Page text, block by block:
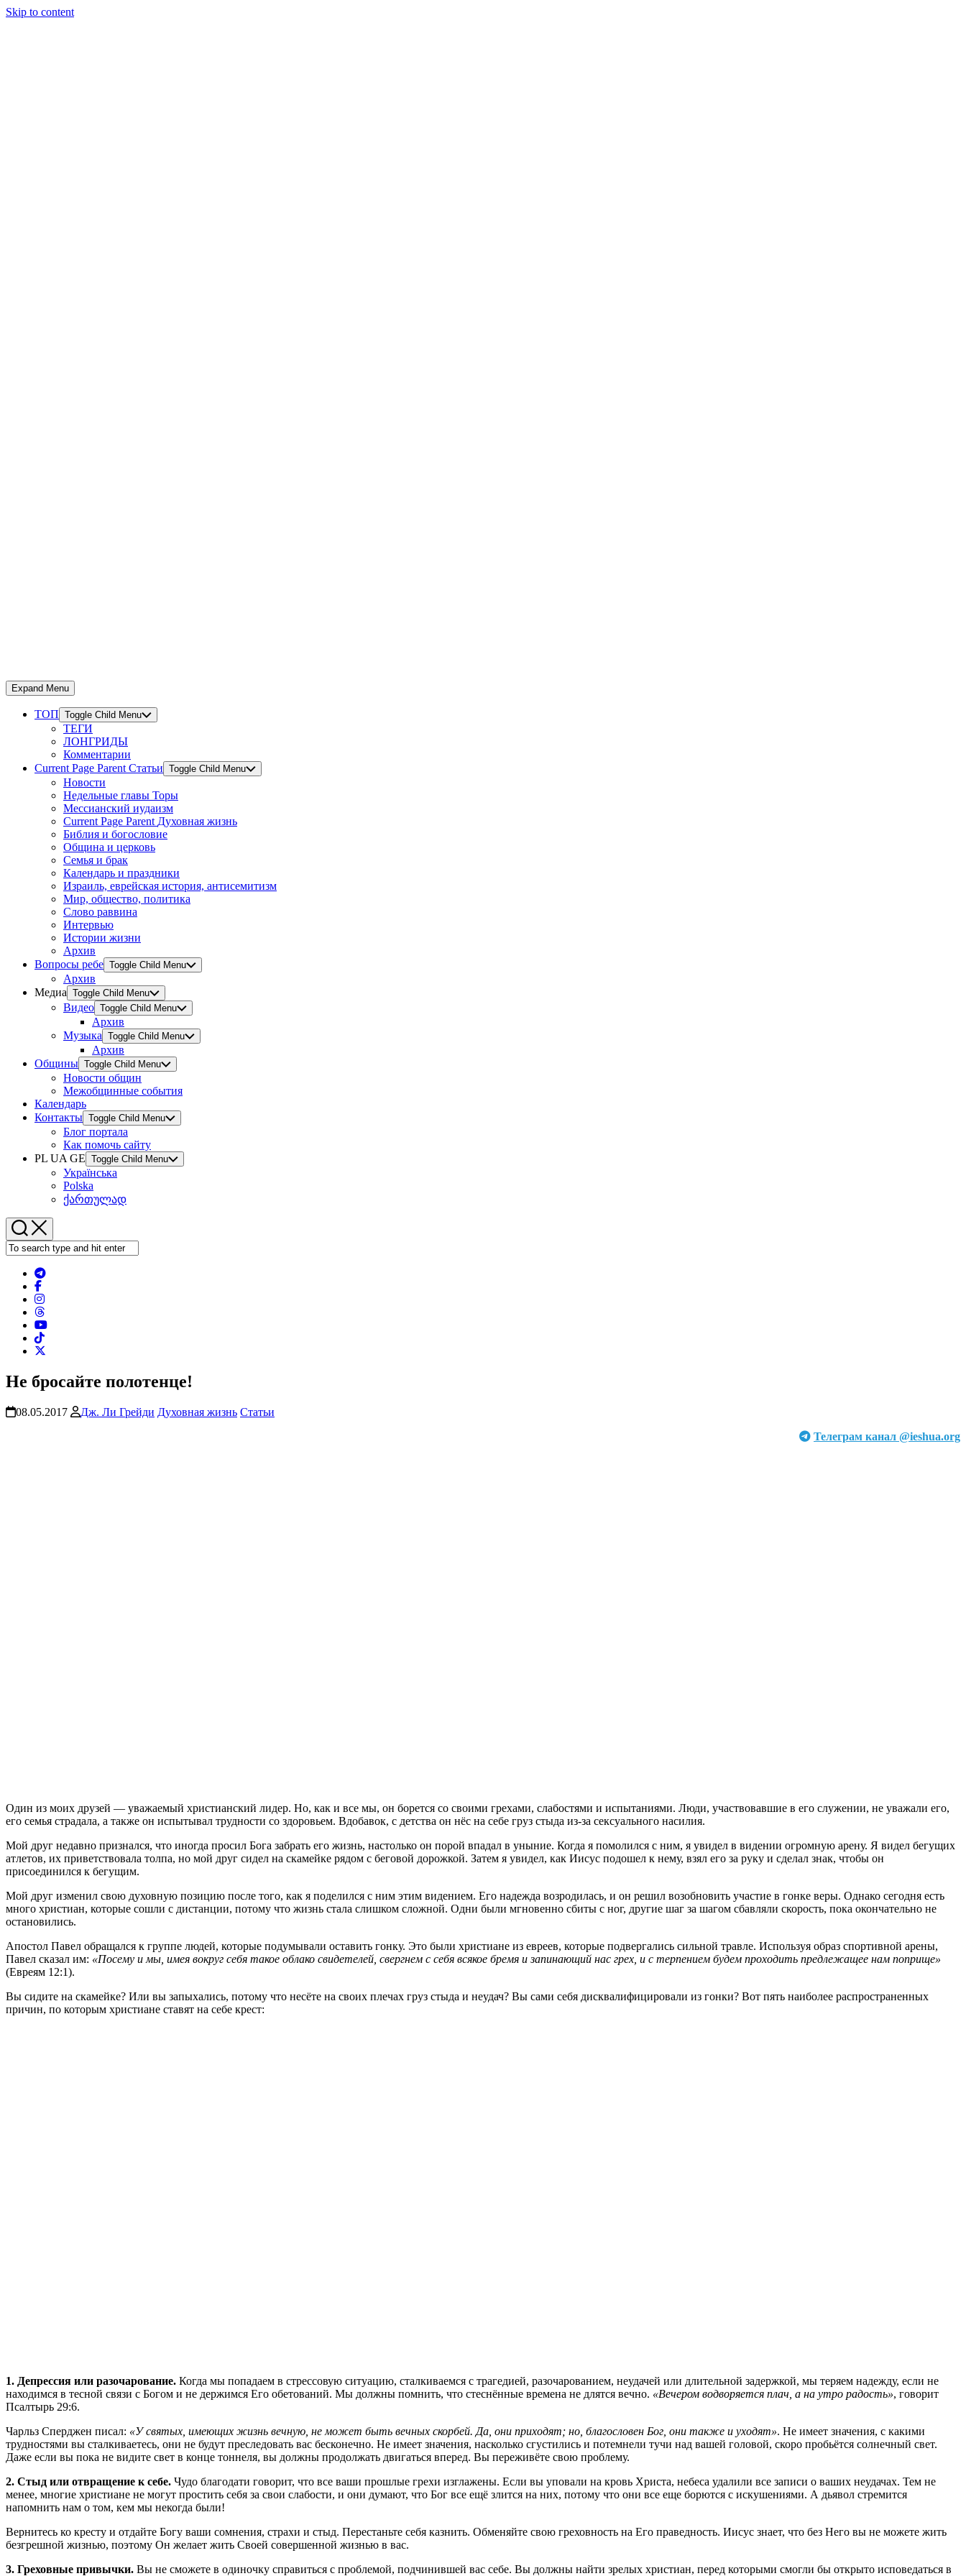
Skip to content
Expand Menu
ТОП Toggle Child Menu
ТЕГИ
ЛОНГРИДЫ
Комментарии
Current Page Parent Статьи Toggle Child Menu
Новости
Недельные главы Торы
Мессианский иудаизм
Current Page Parent Духовная жизнь
Библия и богословие
Община и церковь
Семья и брак
Календарь и праздники
Израиль, еврейская история, антисемитизм
Мир, общество, политика
Слово раввина
Интервью
Истории жизни
Архив
Вопросы ребе Toggle Child Menu
Архив
Медиа Toggle Child Menu
Видео Toggle Child Menu
Архив
Музыка Toggle Child Menu
Архив
Общины Toggle Child Menu
Новости общин
Межобщинные события
Календарь
Контакты Toggle Child Menu
Блог портала
Как помочь сайту
PL UA GE Toggle Child Menu
Українська
Polska
ქართულად
Не бросайте полотенце!
08.05.2017 Дж. Ли Грейди Духовная жизнь Статьи
Телеграм канал @ieshua.org
Один из моих друзей — уважаемый христианский лидер. Но, как и все мы, он борется со своими грехами, слабостями и испытаниями. Люди, участвовавшие в его служении, не уважали его,
его семья страдала, а также он испытывал трудности со здоровьем. Вдобавок, с детства он нёс на себе груз стыда из-за сексуального насилия.
Мой друг недавно признался, что иногда просил Бога забрать его жизнь, настолько он порой впадал в уныние. Когда я помолился с ним, я увидел в видении огромную арену. Я видел бегущих
атлетов, их приветствовала толпа, но мой друг сидел на скамейке рядом с беговой дорожкой. Затем я увидел, как Иисус подошел к нему, взял его за руку и сделал знак, чтобы он
присоединился к бегущим.
Мой друг изменил свою духовную позицию после того, как я поделился с ним этим видением. Его надежда возродилась, и он решил возобновить участие в гонке веры. Однако сегодня есть
много христиан, которые сошли с дистанции, потому что жизнь стала слишком сложной. Одни были мгновенно сбиты с ног, другие шаг за шагом сбавляли скорость, пока окончательно не
остановились.
Апостол Павел обращался к группе людей, которые подумывали оставить гонку. Это были христиане из евреев, которые подвергались сильной травле. Используя образ спортивной арены,
Павел сказал им: «Посему и мы, имея вокруг себя такое облако свидетелей, свергнем с себя всякое бремя и запинающий нас грех, и с терпением будем проходить предлежащее нам поприще»
(Евреям 12:1).
Вы сидите на скамейке? Или вы запыхались, потому что несёте на своих плечах груз стыда и неудач? Вы сами себя дисквалифицировали из гонки? Вот пять наиболее распространенных
причин, по которым христиане ставят на себе крест:
1. Депрессия или разочарование. Когда мы попадаем в стрессовую ситуацию, сталкиваемся с трагедией, разочарованием, неудачей или длительной задержкой, мы теряем надежду, если не
находимся в тесной связи с Богом и не держимся Его обетований. Мы должны помнить, что стеснённые времена не длятся вечно. «Вечером водворяется плач, а на утро радость», говорит
Псалтырь 29:6.
Чарльз Сперджен писал: «У святых, имеющих жизнь вечную, не может быть вечных скорбей. Да, они приходят; но, благословен Бог, они также и уходят». Не имеет значения, с какими
трудностями вы сталкиваетесь, они не будут преследовать вас бесконечно. Не имеет значения, насколько сгустились и потемнели тучи над вашей головой, скоро пробьётся солнечный свет.
Даже если вы пока не видите свет в конце тоннеля, вы должны продолжать двигаться вперед. Вы переживёте свою проблему.
2. Стыд или отвращение к себе. Чудо благодати говорит, что все ваши прошлые грехи изглажены. Если вы уповали на кровь Христа, небеса удалили все записи о ваших неудачах. Тем не
менее, многие христиане не могут простить себя за свои слабости, и они думают, что Бог все ещё злится на них, потому что они все еще борются с искушениями. А дьявол стремится
напомнить нам о том, кем мы некогда были!
Вернитесь ко кресту и отдайте Богу ваши сомнения, страхи и стыд. Перестаньте себя казнить. Обменяйте свою греховность на Его праведность. Иисус знает, что без Него вы не можете жить
безгрешной жизнью, поэтому Он желает жить Своей совершенной жизнью в вас.
3. Греховные привычки. Вы не сможете в одиночку справиться с проблемой, подчинившей вас себе. Вы должны найти зрелых христиан, перед которыми смогли бы открыто исповедаться в